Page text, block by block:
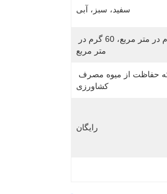
سفید، سبز، آبی
متر مربع
کشاورزی
رایگان